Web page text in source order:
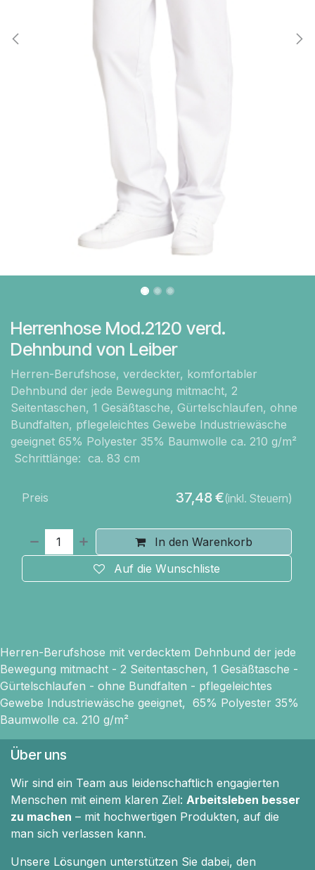
Herrenhose Mod.2120 verd.
Dehnbund von Leiber
Herren-Berufshose, verdeckter, komfortabler
Dehnbund der jede Bewegung mitmacht, 2
Seitentaschen, 1 Gesäßtasche, Gürtelschlaufen, ohne
Bundfalten, pflegeleichtes Gewebe Industriewäsche
geeignet 65% Polyester 35% Baumwolle ca. 210 g/m²
Schrittlänge: ca. 83 cm
In den Warenkorb
Auf die Wunschliste
Preis 37,48 €(inkl. Steuern)
Herren-Berufshose mit verdecktem Dehnbund der jede
Bewegung mitmacht - 2 Seitentaschen, 1 Gesäßtasche -
Gürtelschlaufen - ohne Bundfalten - pflegeleichtes
Gewebe Industriewäsche geeignet, 65% Polyester 35%
Baumwolle ca. 210 g/m²
Über uns
Wir sind ein Team aus leidenschaftlich engagierten
Menschen mit einem klaren Ziel: Arbeitsleben besser
zu machen – mit hochwertigen Produkten, auf die
man sich verlassen kann.
Unsere Lösungen unterstützen Sie dabei, den